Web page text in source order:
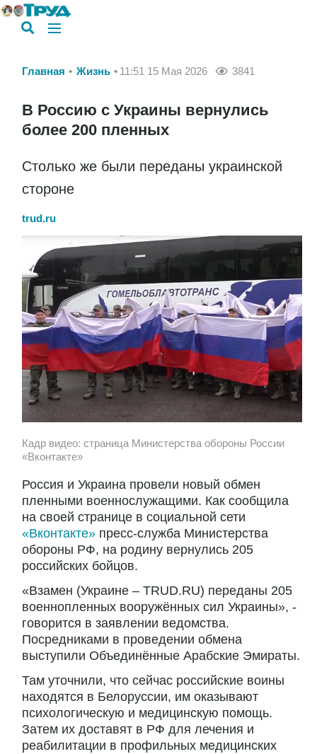
Главная Жизнь 11:51 15 Мая 2026 3841
В Россию с Украины вернулись
более 200 пленных
Столько же были переданы украинской
стороне
trud.ru
Кадр видео: страница Министерства обороны России
«Вконтакте»
Россия и Украина провели новый обмен
пленными военнослужащими. Как сообщила
на своей странице в социальной сети
«Вконтакте» пресс-служба Министерства
обороны РФ, на родину вернулись 205
российских бойцов.
«Взамен (Украине – TRUD.RU) переданы 205
военнопленных вооружённых сил Украины», -
говорится в заявлении ведомства.
Посредниками в проведении обмена
выступили Объединённые Арабские Эмираты.
Там уточнили, что сейчас российские воины
находятся в Белоруссии, им оказывают
психологическую и медицинскую помощь.
Затем их доставят в РФ для лечения и
реабилитации в профильных медицинских